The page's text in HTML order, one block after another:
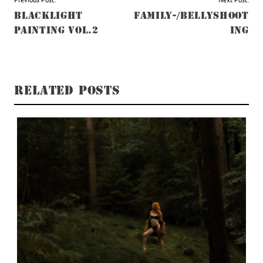
BLACKLIGHT
PAINTING VOL.2
FAMILY-/BELLYSHOOT
ING
RELATED POSTS